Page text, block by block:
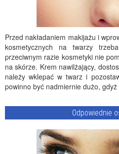
Przed nakładaniem makijażu i
kosmetycznych na twarzy
przeciwnym razie kosmetyki nie
na skórze. Krem nawilżający,
należy wklepać w twarz i
powinno być nadmiernie dużo,
Odpowiednie